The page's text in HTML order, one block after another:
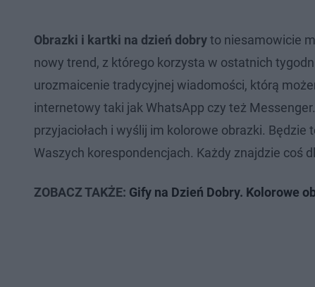
Obrazki i kartki na dzień dobryto niesamowicie
nowy trend, z którego korzysta w ostatnich
urozmaicenie tradycyjnej wiadomości, którą
internetowy taki jak WhatsApp czy też
przyjaciołach i wyślij im kolorowe obrazki.
Waszych korespondencjach. Każdy znajdzie coś
ZOBACZ TAKŻE: Gify na Dzień Dobry. Kolorowe